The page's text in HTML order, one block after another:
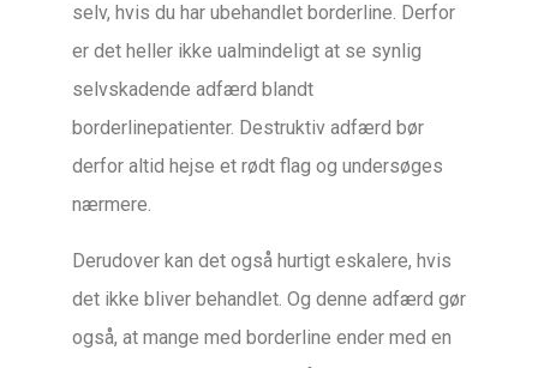
selv, hvis du har ubehandlet borderline. Derfor
er det heller ikke ualmindeligt at se synlig
selvskadende adfærd blandt
borderlinepatienter. Destruktiv adfærd bør
derfor altid hejse et rødt flag og undersøges
nærmere.
Derudover kan det også hurtigt eskalere, hvis
det ikke bliver behandlet. Og denne adfærd gør
også, at mange med borderline ender med en